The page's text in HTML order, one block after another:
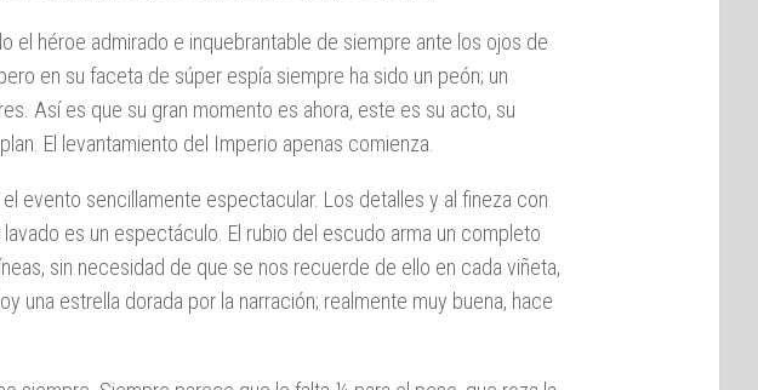
el héroe admirado e inquebrantable de siempre ante los ojos de
en su faceta de súper espía siempre ha sido un peón; un
Así es que su gran momento es ahora, este es su acto, su
El levantamiento del Imperio apenas comienza.
evento sencillamente espectacular. Los detalles y al fineza con
es un espectáculo. El rubio del escudo arma un completo
sin necesidad de que se nos recuerde de ello en cada viñeta,
una estrella dorada por la narración; realmente muy buena, hace